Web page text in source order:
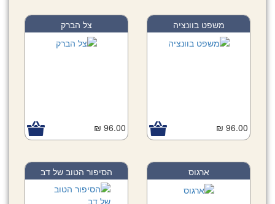
משפט בוונציה
96.00 ₪
צל הברק
96.00 ₪
ארגוס הסיפור הטוב של דב